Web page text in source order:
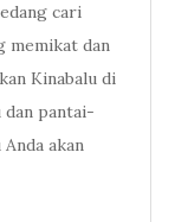
cari
memikat dan
Kinabalu di
dan pantai-
akan